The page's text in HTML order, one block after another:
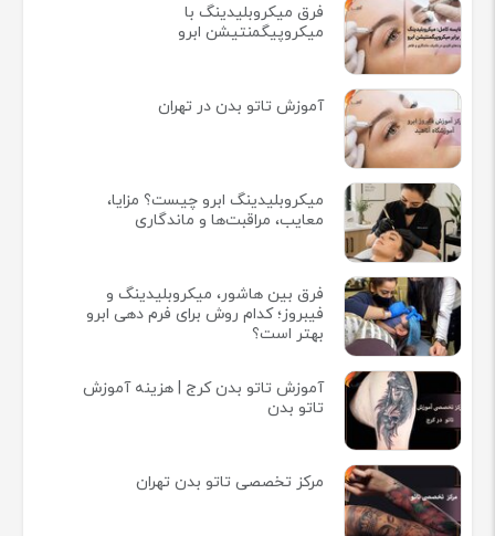
فرق میکروبلیدینگ با
میکروپیگمنتیشن ابرو
آموزش تاتو بدن در تهران
میکروبلیدینگ ابرو چیست؟ مزایا،
معایب، مراقبت‌ها و ماندگاری
فرق بین هاشور، میکروبلیدینگ و
فیبروز؛ کدام روش برای فرم دهی ابرو
بهتر است؟
آموزش تاتو بدن کرج | هزینه آموزش
تاتو بدن
مرکز تخصصی تاتو بدن تهران